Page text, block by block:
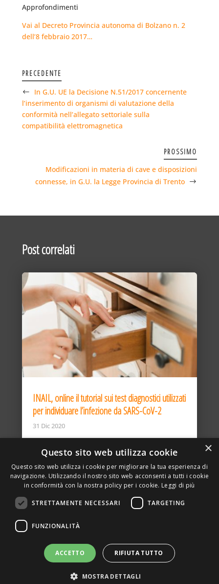
Approfondimenti
Vai al Decreto Provincia autonoma di Bolzano n. 2
dell’8 febbraio 2017…
PRECEDENTE
In G.U. UE la Decisione N.51/2017 concernente
l’inserimento di organismi di valutazione della
conformità nell’allegato settoriale sulla
compatibilità elettromagnetica
PROSSIMO
Modificazioni in materia di cave e disposizioni
connesse, in G.U. la Legge Provincia di Trento
Post correlati
INAIL, online il tutorial sui test diagnostici utilizzati
per individuare l’infezione da SARS-CoV-2
31 Dic 2020
DELLA TORRE, 15 – 20127 – MILANO – P. IVA
SITO REALIZZATO DA GRAFICAEFOTO WEB AGENCY –
PARTNER SINTEL
×
Questo sito web utilizza cookie
Questo sito web utilizza i cookie per migliorare la tua esperienza di
navigazione. Utilizzando il nostro sito web acconsenti a tutti i cookie
in conformità con la nostra policy per i cookie. Leggi di più
STRETTAMENTE NECESSARI TARGETING
FUNZIONALITÀ
ACCETTO RIFIUTA TUTTO
MOSTRA DETTAGLI